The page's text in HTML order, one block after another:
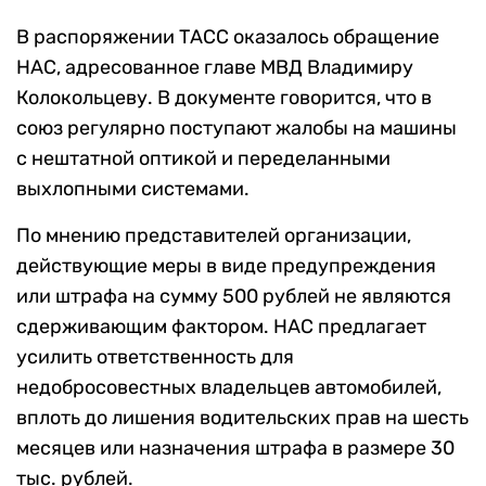
В распоряжении ТАСС оказалось обращение
НАС, адресованное главе МВД Владимиру
Колокольцеву. В документе говорится, что в
союз регулярно поступают жалобы на машины
с нештатной оптикой и переделанными
выхлопными системами.
По мнению представителей организации,
действующие меры в виде предупреждения
или штрафа на сумму 500 рублей не являются
сдерживающим фактором. НАС предлагает
усилить ответственность для
недобросовестных владельцев автомобилей,
вплоть до лишения водительских прав на шесть
месяцев или назначения штрафа в размере 30
тыс. рублей.